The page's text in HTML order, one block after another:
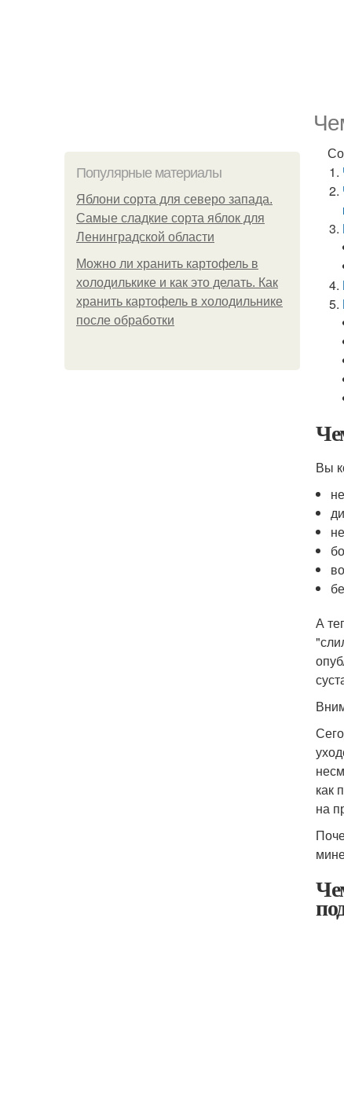
Популярные материалы
Яблони сорта для северо запада.
Самые сладкие сорта яблок для
Ленинградской области
Можно ли хранить картофель в
холодилькике и как это делать. Как
хранить картофель в холодильнике
после обработки
Вы
А
как
на